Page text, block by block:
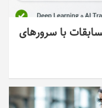
با سرورهای